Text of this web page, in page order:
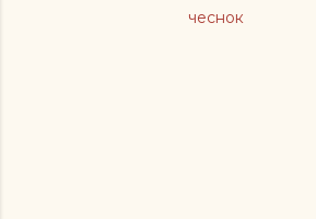
чеснок